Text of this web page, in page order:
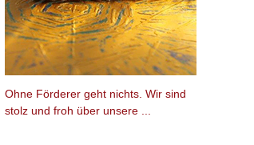
Ohne Förderer geht nichts. Wir sind
stolz und froh über unsere ...